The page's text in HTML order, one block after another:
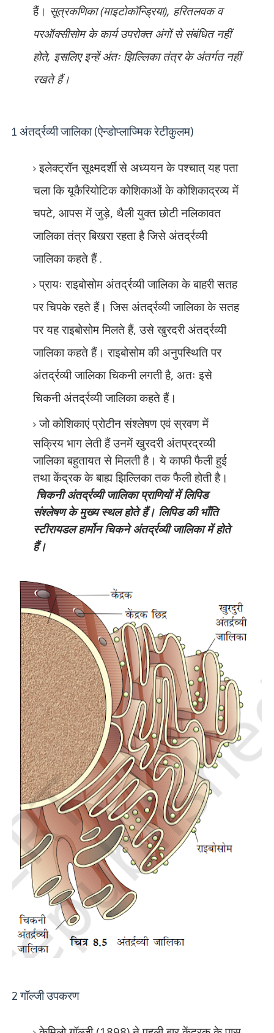
हैं। सूत्रकणिका (माइटोकॉन्ड्रिया), हरितलवक व
परऑक्सीसोम के कार्य उपरोक्त अंगों से संबंधित नहीं
होते, इसलिए इन्हें अंतः झिल्लिका तंत्र के अंतर्गत नहीं
रखते हैं।
1 अंतर्द्रव्यी जालिका (ऐन्डोप्लाज्मिक रेटीकुलम)
इलेक्ट्रॉन सूक्ष्मदर्शी से अध्ययन के पश्चात् यह पता
चला कि यूकैरियोटिक कोशिकाओं के कोशिकाद्रव्य में
चपटे, आपस में जुड़े, थैली युक्त छोटी नलिकावत
जालिका तंत्र बिखरा रहता है जिसे अंतर्द्रव्यी
जालिका कहते हैं .
प्रायः राइबोसोम अंतर्द्रव्यी जालिका के बाहरी सतह
पर चिपके रहते हैं। जिस अंतर्द्रव्यी जालिका के सतह
पर यह राइबोसोम मिलते हैं,उसे खुरदरी अंतर्द्रव्यी
जालिका कहते हैं। राइबोसोम की अनुपस्थिति पर
अंतर्द्रव्यी जालिकाचिकनी लगती है, अतः इसे
चिकनी अंतर्द्रव्यी जालिका कहते हैं।
जो कोशिकाएं प्रोटीनसंश्लेषण एवं स्रवण में
सक्रिय भाग लेती हैं उनमें खुरदरी अंतप्रद्रव्यी
जालिका बहुतायत से मिलती है। ये काफी फैली हुई
तथा केंद्रक के बाह्य झिल्लिका तक फैली होती है।
चिकनी अंतर्द्रव्यी जालिका प्राणियों में लिपिड
संश्लेषण के मुख्य स्थल होते हैं। लिपिड की भाँति
स्टीरायडल हार्मोन चिकने अंतर्द्रव्यी जालिका में होते
हैं।
2 गॉल्जी उपकरण